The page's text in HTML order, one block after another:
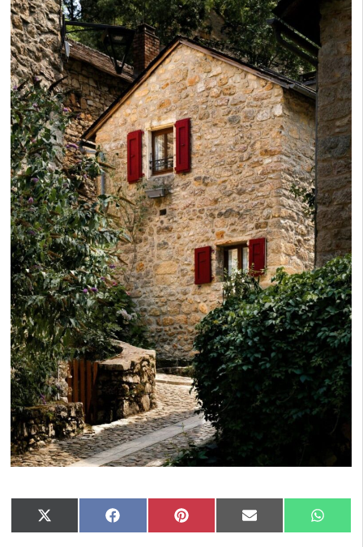
Compartir
en
X
(Twitter)
Compartir
en
Facebook Compartir
en
Pinterest Compartir
en
Email
en